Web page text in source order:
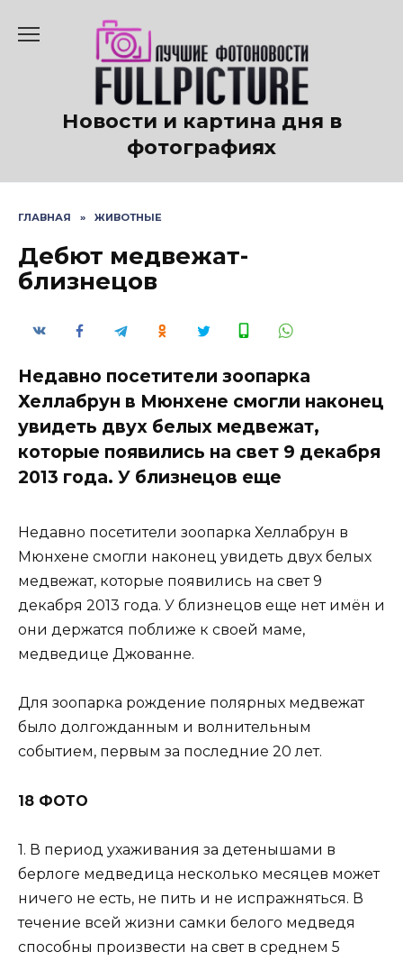
содержанию
Новости и картина дня в
фотографиях
ГЛАВНАЯ » ЖИВОТНЫЕ
Дебют медвежат-
близнецов
Недавно посетители зоопарка
Хеллабрун в Мюнхене смогли наконец
увидеть двух белых медвежат,
которые появились на свет 9 декабря
2013 года. У близнецов еще
Недавно посетители зоопарка Хеллабрун в
Мюнхене смогли наконец увидеть двух белых
медвежат, которые появились на свет 9
декабря 2013 года. У близнецов еще нет имён и
они держатся поближе к своей маме,
медведице Джованне.
Для зоопарка рождение полярных медвежат
было долгожданным и волнительным
событием, первым за последние 20 лет.
18 ФОТО
1. В период ухаживания за детенышами в
берлоге медведица несколько месяцев может
ничего не есть, не пить и не испражняться. В
течение всей жизни самки белого медведя
способны произвести на свет в среднем 5